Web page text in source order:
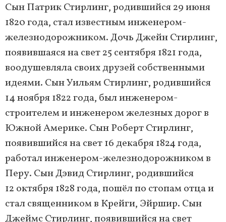
Сын Патрик Стирлинг, родившийся 29 июня
1820 года, стал известным инженером-
железнодорожником. Дочь Джейн Стирлинг,
появившаяся на свет 25 сентября 1821 года,
воодушевляла своих друзей собственными
идеями. Сын Уильям Стирлинг, родившийся
14 ноября 1822 года, был инженером-
строителем и инженером железных дорог в
Южной Америке. Сын Роберт Стирлинг,
появившийся на свет 16 декабря 1824 года,
работал инженером-железнодорожником в
Перу. Сын Дэвид Стирлинг, родившийся
12 октября 1828 года, пошёл по стопам отца и
стал священником в Крейги, Эйршир. Сын
Джеймс Стирлинг, появившийся на свет